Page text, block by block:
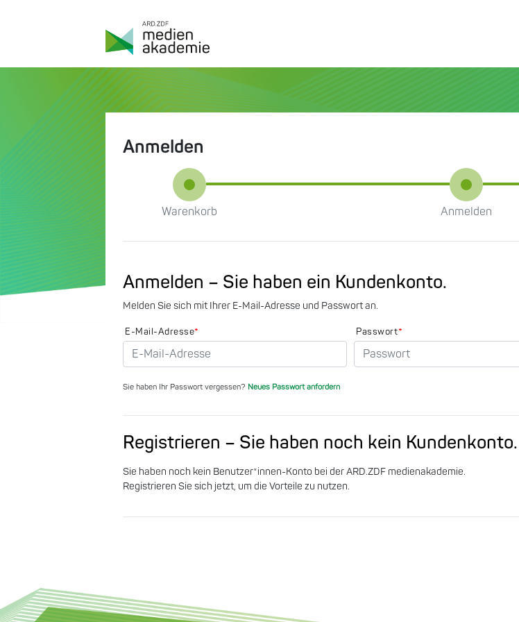
Anmelden
Warenkorb Anmelden
Anmelden – Sie haben ein Kundenkonto.
Melden Sie sich mit Ihrer E-Mail-Adresse und Passwort an.
E-Mail-Adresse* Passwort*
Sie haben Ihr Passwort vergessen? Neues Passwort anfordern
Registrieren – Sie haben noch kein Kundenkonto.
Sie haben noch kein Benutzer*innen-Konto bei der ARD.ZDF medienakademie.
Registrieren Sie sich jetzt, um die Vorteile zu nutzen.